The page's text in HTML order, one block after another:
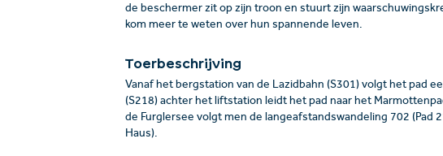
de beschermer zit op zijn troon en stuurt zijn
kom meer te weten over hun spannende leven.
Toerbeschrijving
Vanaf het bergstation van de Lazidbahn (S301) volgt het pad
(S218) achter het liftstation leidt het pad naar het
de Furglersee volgt men de langeafstandswandeling 702 (Pad
Haus).